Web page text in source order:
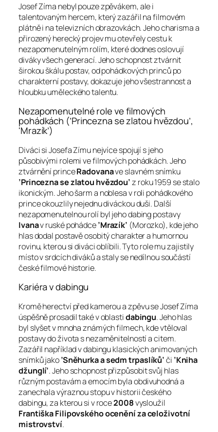
Josef Zíma nebyl pouze zpěvákem, ale i
talentovaným hercem, který zazářil na filmovém
plátně i na televizních obrazovkách. Jeho charisma a
přirozený herecký projev mu otevřely cestu k
nezapomenutelným rolím, které dodnes oslovují
diváky všech generací. Jeho schopnost ztvárnit
širokou škálu postav, od pohádkových princů po
charakterní postavy, dokazuje jeho všestrannost a
hloubku uměleckého talentu.
Nezapomenutelné role ve filmových
pohádkách (’Princezna se zlatou hvězdou’,
'Mrazík’)
Diváci si Josefa Zímu nejvíce spojují s jeho
působivými rolemi ve filmových pohádkách. Jeho
ztvárnění princeRadovanave slavném snímku
’Princezna se zlatou hvězdou’z roku 1959 se stalo
ikonickým. Jeho šarm a noblesa v roli pohádkového
prince okouzlily nejednu diváckou duši. Další
nezapomenutelnou rolí byl jeho dabing postavy
Ivanav ruské pohádce’Mrazík’ (Morozko), kde jeho
hlas dodal postavě osobitý charakter a humornou
rovinu, kterou si diváci oblíbili. Tyto role mu zajistily
místo v srdcích diváků a staly se nedílnou součástí
české filmové historie.
Kariéra v dabingu
Kromě herectví před kamerou a zpěvu se Josef Zíma
úspěšně prosadil také v oblastidabingu. Jeho hlas
byl slyšet v mnoha známých filmech, kde vtěloval
postavy do života s nezaměnitelností a citem.
Zazářil například v dabingu klasických animovaných
snímků jako’Sněhurka a sedm trpaslíků’či ’Kniha
džunglí’. Jeho schopnost přizpůsobit svůj hlas
různým postavám a emocím byla obdivuhodná a
zanechala výraznou stopu v historii českého
dabingu, za kterou si v roce2008vysloužil
Františka Filipovského ocenění za celoživotní
mistrovství.